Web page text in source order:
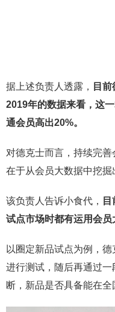
据上述负责人透露， 目
2019年的数据来看，这
通会员高出20%。
对德克士而言，持续完
在于从会员大数据中挖掘
该负责人告诉小食代，
试点市场时都有运用会员
以圈定新品试点为例，
进行测试，随后再通过
断，新品是否具备能在全